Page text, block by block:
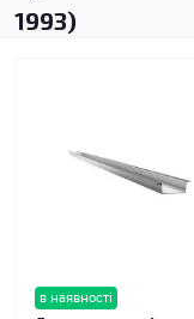
1993)
в наявності